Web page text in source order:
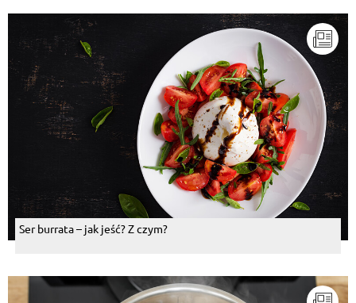
Ser burrata – jak jeść? Z czym?